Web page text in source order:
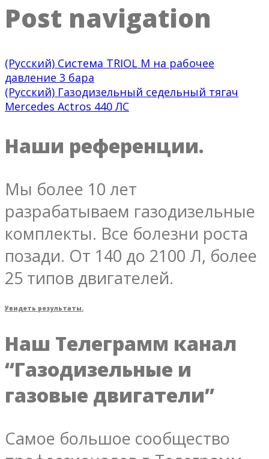
Post navigation
(Русский) Система TRIOL M на рабочее
давление 3 бара
(Русский) Газодизельный седельный тягач
Mercedes Actros 440 ЛС
Наши референции.
Мы более 10 лет
разрабатываем газодизельные
комплекты. Все болезни роста
позади. От 140 до 2100 Л, более
25 типов двигателей.
Увидеть результаты.
Наш Телеграмм канал
“Газодизельные и
газовые двигатели”
Самое большое сообщество